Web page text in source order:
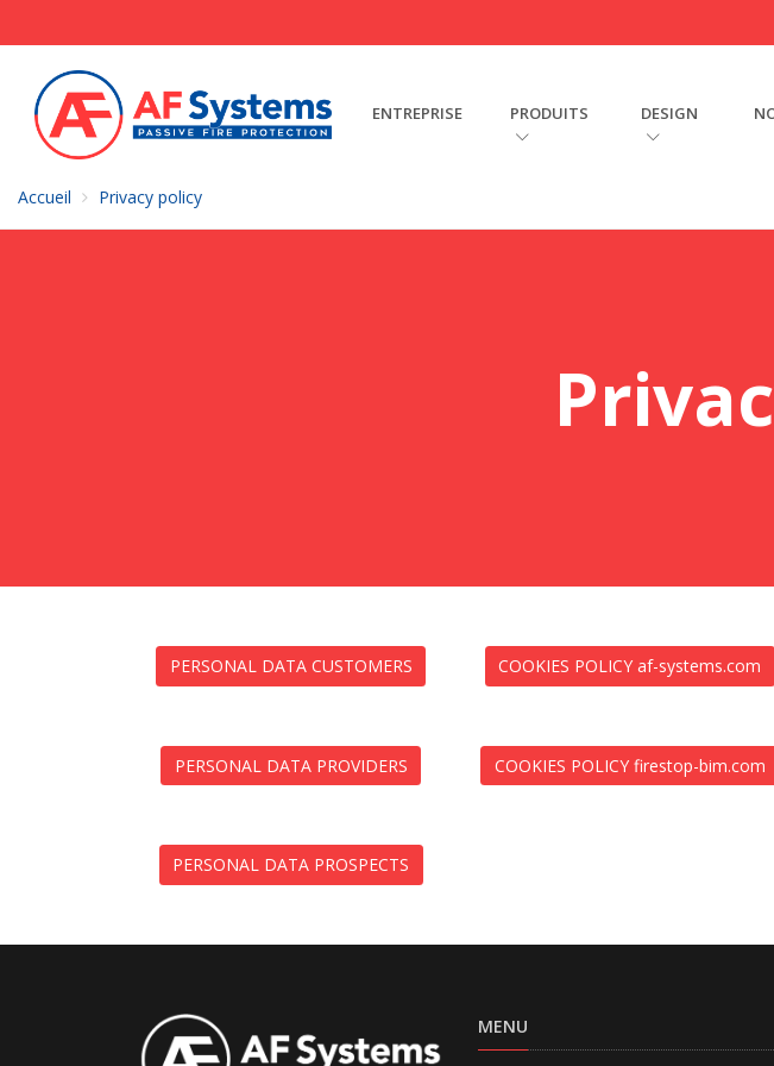
ENTREPRISE PRODUITS DESIGN
Accueil Privacy policy
PERSONAL DATA CUSTOMERS COOKIES POLICY af-systems.com
PERSONAL DATA PROVIDERS COOKIES POLICY firestop-bim.com
PERSONAL DATA PROSPECTS
MENU